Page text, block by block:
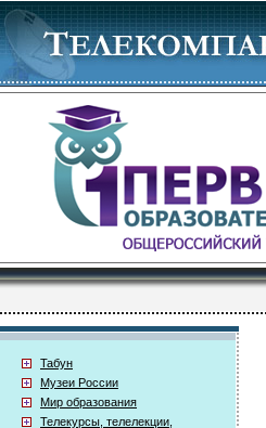
Табун
Музеи России
Мир образования
Телекурсы, телелекции,